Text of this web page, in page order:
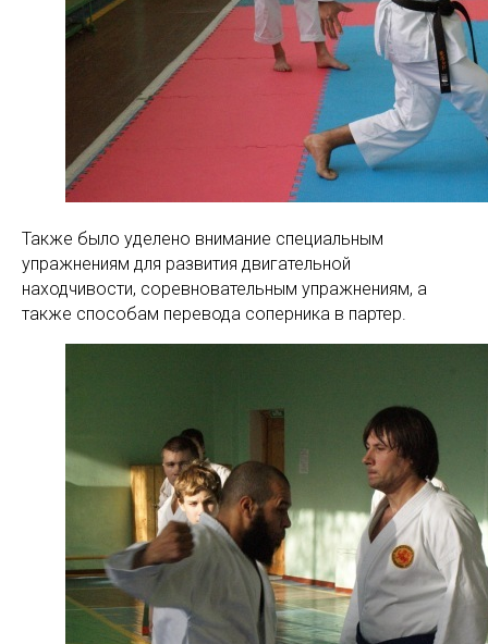
Также было уделено внимание специальным
упражнениям для развития двигательной
находчивости, соревновательным упражнениям, а
также способам перевода соперника в партер.